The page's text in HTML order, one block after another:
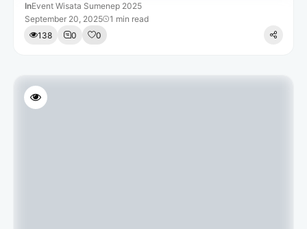
InEvent Wisata Sumenep 2025
September 20, 2025
1 min read
138
0 0